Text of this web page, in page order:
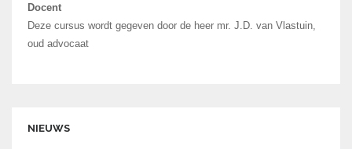
Docent
Deze cursus wordt gegeven door de heer mr. J.D. van Vlastuin,
oud advocaat
NIEUWS